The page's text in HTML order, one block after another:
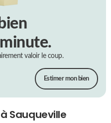
valoir le coup.
Estimer mon bien
Sauqueville